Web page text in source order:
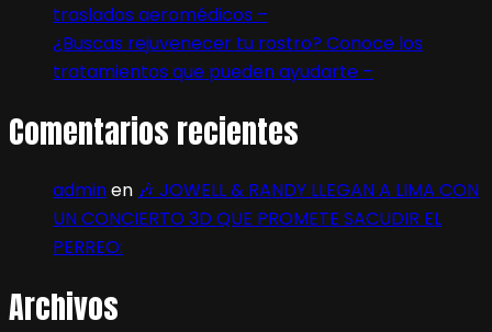
traslados aeromédicos –
¿Buscas rejuvenecer tu rostro? Conoce los
tratamientos que pueden ayudarte –
Comentarios recientes
adminen 🎶 JOWELL & RANDY LLEGAN A LIMA CON
UN CONCIERTO 3D QUE PROMETE SACUDIR EL
PERREO:
Archivos